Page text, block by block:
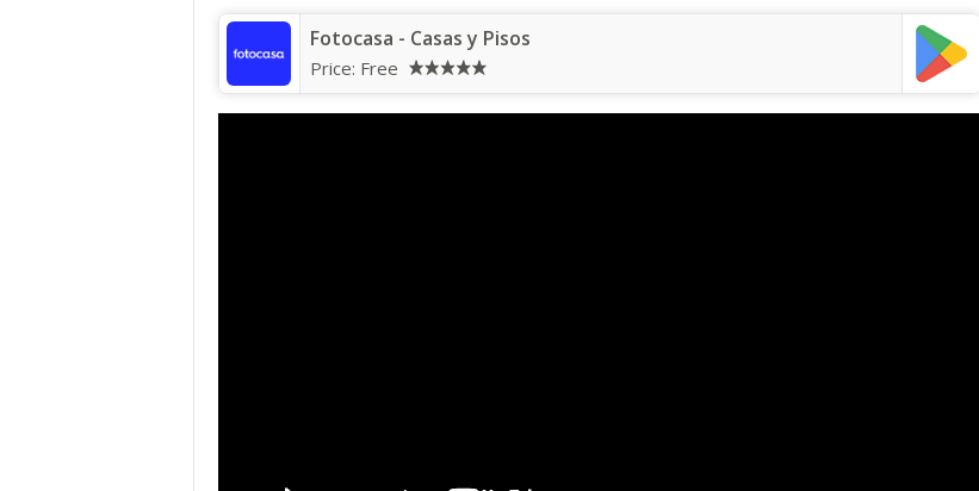
Fotocasa - Casas y Pisos
Price: Free